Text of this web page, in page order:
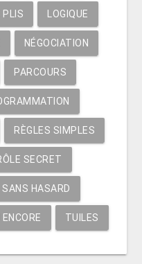
PLIS LOGIQUE
NÉGOCIATION
PARCOURS
RÈGLES SIMPLES
SECRET
SANS HASARD
TUILES